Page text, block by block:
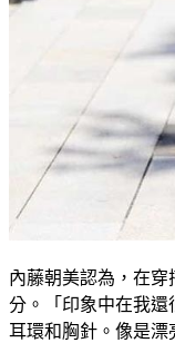
內藤朝美認為，在
分。「印象中在我還
耳環和胸針。像是漂